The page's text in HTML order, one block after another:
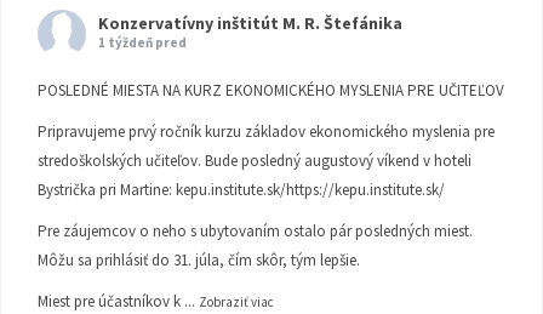
Konzervatívny inštitút M. R. Štefánika
1 týždeň pred
POSLEDNÉ MIESTA NA KURZ EKONOMICKÉHO MYSLENIA PRE UČITEĽOV
Pripravujeme prvý ročník kurzu základov ekonomického myslenia pre
stredoškolských učiteľov. Bude posledný augustový víkend v hoteli
Bystrička pri Martine: kepu.institute.sk/https://kepu.institute.sk/
Pre záujemcov o neho s ubytovaním ostalo pár posledných miest.
Môžu sa prihlásiť do 31. júla, čím skôr, tým lepšie.
Miest pre účastníkov k ... Zobraziť viac